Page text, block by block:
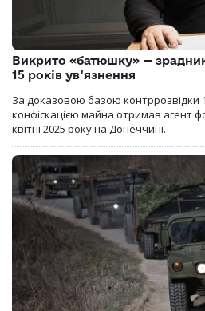
Викрито «батюшку» —
15 років ув’язнення
За доказовою базою контррозвідки
конфіскацією майна отримав агент
квітні 2025 року на Донеччині.